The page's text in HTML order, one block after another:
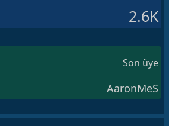
2.6K
Son üye
AaronMeS